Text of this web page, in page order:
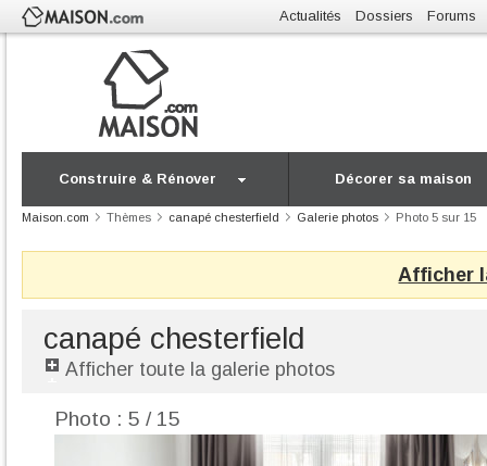
Actualités Dossiers Forums
Construire & Rénover Décorer sa maison
Maison.com Thèmes canapé chesterfield Galerie photos Photo 5 sur 15
Afficher
canapé chesterfield
Afficher toute la galerie photos
Photo : 5 / 15